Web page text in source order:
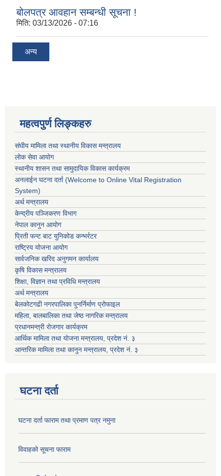
बोलपत्र आवहान सम्बन्धी सूचना !
मिति: 03/13/2026 - 07:16
अन्य
महत्वपुर्ण लिङ्कहरु
संघीय मामिला तथा स्थानीय विकास मन्त्रालय
लोक सेवा आयोग
स्थानीय शासन तथा सामुदायिक विकास कार्यक्रम
अनलाईन घटना दर्ता (Welcome to Online Vital Registration
System)
अर्थ मन्त्रालय
केन्द्रीय पञ्जिकरण विभाग
नेपाल कानुन आयोग
प्रिती फन्ट बाट युनिकोड कन्भर्रटर
राष्ट्रिय योजना आयोग
सार्वजनिक खरिद अनुगमन कार्यालय
कृषि विकास मन्त्रालय
शिक्षा, विज्ञान तथा प्रविधि मन्त्रालय
अर्थ मन्त्रालय
बेलकोटगढी नगरपालिका पुनर्निर्माण प्रोफाइल
महिला, बालबालिका तथा जेष्ठ नागरिक मन्त्रालय
प्रधानमन्त्री रोजगार कार्यक्रम
आर्थिक मामिला तथा योजना मन्त्रालय, प्रदेश नं. ३
आन्तरिक मामिला तथा कानुन मन्त्रालय, प्रदेश नं. ३
घटना दर्ता
घटना दर्ता फाराम तथा प्रमाण पत्र नमुना
विवाहको सूचना फाराम